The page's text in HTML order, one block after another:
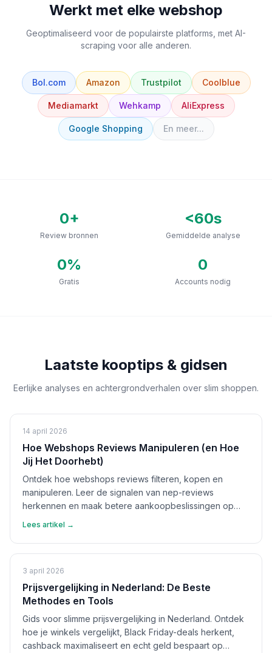
Werkt met elke webshop
Geoptimaliseerd voor de populairste platforms, met AI-
scraping voor alle anderen.
Bol.com Amazon Trustpilot Coolblue
Mediamarkt Wehkamp AliExpress
Google Shopping En meer...
0+
Review bronnen
<60s
Gemiddelde analyse
0%
Gratis
0
Accounts nodig
Laatste kooptips & gidsen
Eerlijke analyses en achtergrondverhalen over slim shoppen.
14 april 2026
Hoe Webshops Reviews Manipuleren (en Hoe
Jij Het Doorhebt)
Ontdek hoe webshops reviews filteren, kopen en
manipuleren. Leer de signalen van nep-reviews
herkennen en maak betere aankoopbeslissingen op
Lees artikel →
3 april 2026
Prijsvergelijking in Nederland: De Beste
Methodes en Tools
Gids voor slimme prijsvergelijking in Nederland. Ontdek
hoe je winkels vergelijkt, Black Friday-deals herkent,
cashback maximaliseert en echt geld bespaart op